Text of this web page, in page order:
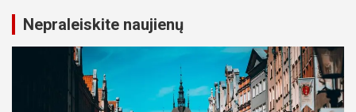
Nepraleiskite naujienų